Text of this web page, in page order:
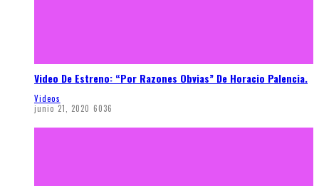
Video De Estreno: “Por Razones Obvias” De Horacio Palencia.
Videos
junio 21, 2020 6036